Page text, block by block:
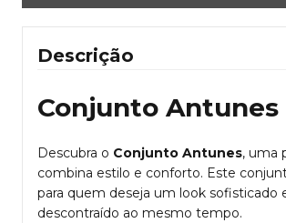
Descrição
Conjunto Antunes
Descubra o Conjunto Antunes, uma
combina estilo e conforto. Este
para quem deseja um look sofisticado
descontraído ao mesmo tempo.